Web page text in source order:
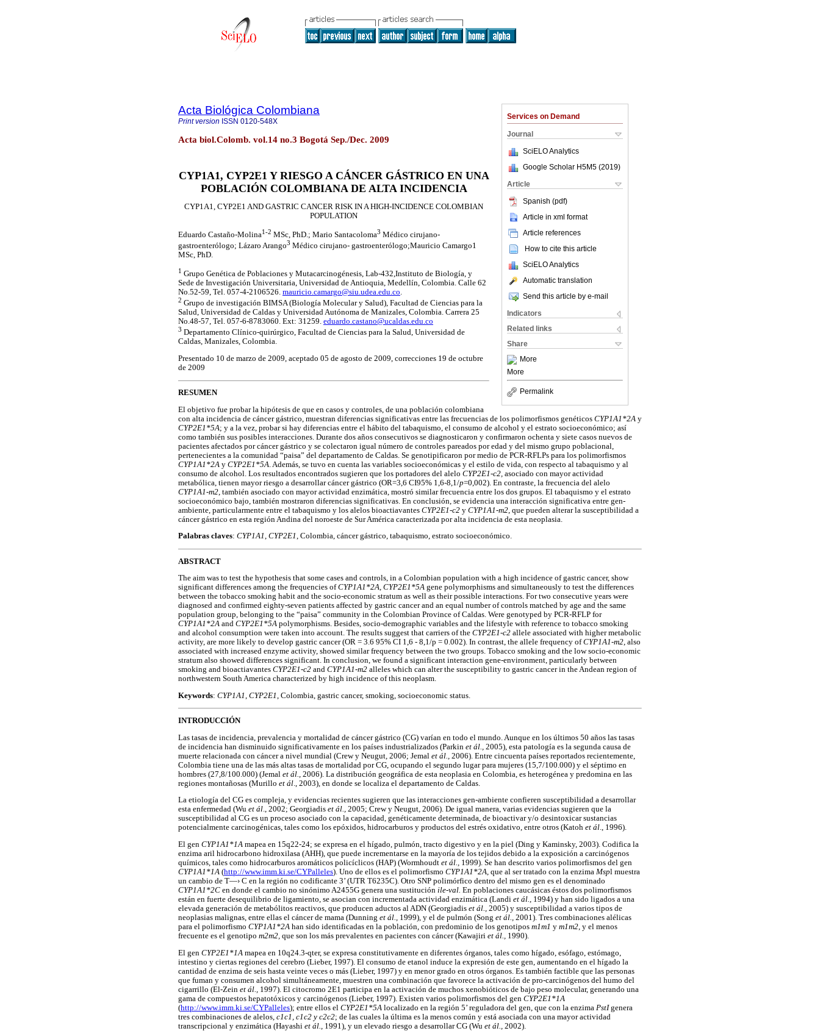
Services on Demand
Journal
SciELO Analytics
Google Scholar H5M5 (2019)
Article
Spanish (pdf)
Article in xml format
Article references
How to cite this article
SciELO Analytics
Automatic translation
Send this article by e-mail
Indicators
Related links
Share
More
More
Permalink
Acta Biológica Colombiana
Print version ISSN 0120-548X
Acta biol.Colomb. vol.14 no.3 Bogotá Sep./Dec. 2009
CYP1A1, CYP2E1 Y RIESGO A CÁNCER GÁSTRICO EN UNA
POBLACIÓN COLOMBIANA DE ALTA INCIDENCIA
CYP1A1, CYP2E1 AND GASTRIC CANCER RISK IN A HIGH-INCIDENCE COLOMBIAN
POPULATION
Eduardo Castaño-Molina1-2 MSc, PhD.; Mario Santacoloma3 Médico cirujano-
gastroenterólogo; Lázaro Arango3 Médico cirujano- gastroenterólogo;Mauricio Camargo1
MSc, PhD.
1 Grupo Genética de Poblaciones y Mutacarcinogénesis, Lab-432,Instituto de Biología, y
Sede de Investigación Universitaria, Universidad de Antioquia, Medellín, Colombia. Calle 62
No.52-59, Tel. 057-4-2106526. mauricio.camargo@siu.udea.edu.co.
2 Grupo de investigación BIMSA (Biología Molecular y Salud), Facultad de Ciencias para la
Salud, Universidad de Caldas y Universidad Autónoma de Manizales, Colombia. Carrera 25
No.48-57, Tel. 057-6-8783060. Ext: 31259. eduardo.castano@ucaldas.edu.co
3 Departamento Clínico-quirúrgico, Facultad de Ciencias para la Salud, Universidad de
Caldas, Manizales, Colombia.
Presentado 10 de marzo de 2009, aceptado 05 de agosto de 2009, correcciones 19 de octubre
de 2009
RESUMEN
El objetivo fue probar la hipótesis de que en casos y controles, de una población colombiana
con alta incidencia de cáncer gástrico, muestran diferencias significativas entre las frecuencias de los polimorfismos genéticos CYP1A1*2A y
CYP2E1*5A; y a la vez, probar si hay diferencias entre el hábito del tabaquismo, el consumo de alcohol y el estrato socioeconómico; así
como también sus posibles interacciones. Durante dos años consecutivos se diagnosticaron y confirmaron ochenta y siete casos nuevos de
pacientes afectados por cáncer gástrico y se colectaron igual número de controles pareados por edad y del mismo grupo poblacional,
pertenecientes a la comunidad “paisa” del departamento de Caldas. Se genotipificaron por medio de PCR-RFLPs para los polimorfismos
CYP1A1*2A y CYP2E1*5A . Además, se tuvo en cuenta las variables socioeconómicas y el estilo de vida, con respecto al tabaquismo y al
consumo de alcohol. Los resultados encontrados sugieren que los portadores del alelo CYP2E1-c2, asociado con mayor actividad
metabólica, tienen mayor riesgo a desarrollar cáncer gástrico (OR=3,6 CI95% 1,6-8,1/p=0,002). En contraste, la frecuencia del alelo
CYP1A1-m2 , también asociado con mayor actividad enzimática, mostró similar frecuencia entre los dos grupos. El tabaquismo y el estrato
socioeconómico bajo, también mostraron diferencias significativas. En conclusión, se evidencia una interacción significativa entre gen-
ambiente, particularmente entre el tabaquismo y los alelos bioactiavantes CYP2E1-c2 y CYP1A1-m2 , que pueden alterar la susceptibilidad a
cáncer gástrico en esta región Andina del noroeste de Sur América caracterizada por alta incidencia de esta neoplasia.
Palabras claves: CYP1A1, CYP2E1, Colombia, cáncer gástrico, tabaquismo, estrato socioeconómico.
ABSTRACT
The aim was to test the hypothesis that some cases and controls, in a Colombian population with a high incidence of gastric cancer, show
significant differences among the frequencies ofCYP1A1*2A, CYP2E1*5A gene polymorphisms and simultaneously to test the differences
between the tobacco smoking habit and the socio-economic stratum as well as their possible interactions. For two consecutive years were
diagnosed and confirmed eighty-seven patients affected by gastric cancer and an equal number of controls matched by age and the same
population group, belonging to the “paisa” community in the Colombian Province of Caldas. Were genotyped by PCR-RFLP for
CYP1A1*2A and CYP2E1*5A polymorphisms. Besides, socio-demographic variables and the lifestyle with reference to tobacco smoking
and alcohol consumption were taken into account. The results suggest that carriers of the CYP2E1-c2 allele associated with higher metabolic
activity, are more likely to develop gastric cancer (OR = 3.6 95% CI 1,6 - 8,1/p = 0.002). In contrast, the allele frequency ofCYP1A1-m2, also
associated with increased enzyme activity, showed similar frequency between the two groups. Tobacco smoking and the low socio-economic
stratum also showed differences significant. In conclusion, we found a significant interaction gene-environment, particularly between
smoking and bioactiavantes CYP2E1-c2 and CYP1A1-m2 alleles which can alter the susceptibility to gastric cancer in the Andean region of
northwestern South America characterized by high incidence of this neoplasm.
Keywords: CYP1A1, CYP2E1, Colombia, gastric cancer, smoking, socioeconomic status.
INTRODUCCIÓN
Las tasas de incidencia, prevalencia y mortalidad de cáncer gástrico (CG) varían en todo el mundo. Aunque en los últimos 50 años las tasas
de incidencia han disminuido significativamente en los países industrializados (Parkin et ál.,
2005), esta patología es la segunda causa de
muerte relacionada con cáncer a nivel mundial (Crew y Neugut 2006; Jemal et ál., 2006). Entre cincuenta países reportados recientemente,
Colombia tiene una de las más altas tasas de mortalidad por CG, ocupando el segundo lugar para mujeres (15,7/100.000) y el séptimo en
hombres (27,8/100.000) (Jemal et ál., 2006). La distribución geográfica de esta neoplasia en Colombia, es heterogénea y predomina en las
regiones montañosas (Murillo et ál ., 2003), en donde se localiza el departamento de Caldas.
La etiología del CG es compleja, y evidencias recientes sugieren que las interacciones gen-ambiente confieren susceptibilidad a desarrollar
esta enfermedad (Wu et ál., 2002; Georgiadis et ál., 2005; Crew y Neugut, 2006). De igual manera, varias evidencias sugieren que la
susceptibilidad al CG es un proceso asociado con la capacidad, genéticamente determinada, de bioactivar y/o desintoxicar sustancias
potencialmente carcinogénicas, tales como los epóxidos, hidrocarburos y productos del estrés oxidativo, entre otros (Katoh et ál., 1996).
El gen CYP1A1*1A mapea en 15q22-24; se expresa en el hígado, pulmón, tracto digestivo y en la piel (Ding y Kaminsky, 2003). Codifica la
enzima aril hidrocarbono hidroxilasa (AHH), que puede incrementarse en la mayoría de los tejidos debido a la exposición a carcinógenos
químicos, tales como hidrocarburos aromáticos policíclicos (HAP) (Wormhoudt et ál., 1999). Se han descrito varios polimorfismos del gen
CYP1A1*1A (http://www.imm.ki.se/CYPalleles). Uno de ellos es el polimorfismo CYP1A1*2A, que al ser tratado con la enzima Mspl muestra
un cambio de T—› C en la región no codificante 3’ (UTR T6235C). Otro SNP polimórfico dentro del mismo gen es el denominado
CYP1A1*2C en donde el cambio no sinónimo A2455G genera una sustitución ile-val. En poblaciones caucásicas éstos dos polimorfismos
están en fuerte desequilibrio de ligamiento, se asocian con incrementada actividad enzimática (Landi et ál., 1994) y han sido ligados a una
elevada generación de metabólitos reactivos, que producen aductos al ADN (Georgiadis et ál., 2005) y susceptibilidad a varios tipos de
neoplasias malignas, entre ellas el cáncer de mama (Dunning et ál., 1999), y el de pulmón (Song et ál., 2001). Tres combinaciones alélicas
para el polimorfismo CYP1A1*2A han sido identificadas en la población, con predominio de los genotipos m1m1 y m1m2, y el menos
frecuente es el genotipo m2m2, que son los más prevalentes en pacientes con cáncer (Kawajiri et ál., 1990).
El gen CYP2E1*1A mapea en 10q24.3-qter, se expresa constitutivamente en diferentes órganos, tales como hígado, esófago, estómago,
intestino y ciertas regiones del cerebro (Lieber, 1997). El consumo de etanol induce la expresión de este gen, aumentando en el hígado la
cantidad de enzima de seis hasta veinte veces o más (Lieber, 1997) y en menor grado en otros órganos. Es también factible que las personas
que fuman y consumen alcohol simultáneamente, muestren una combinación que favorece la activación de pro-carcinógenos del humo del
cigarrillo (El-Zein et ál., 1997). El citocromo 2E1 participa en la activación de muchos xenobióticos de bajo peso molecular, generando una
gama de compuestos hepatotóxicos y carcinógenos (Lieber, 1997). Existen varios polimorfismos del gen CYP2E1*1A
(http://www.imm.ki.se/CYPalleles); entre ellos el CYP2E1*5A localizado en la región 5’ reguladora del gen, que con la enzima PstIgenera
tres combinaciones de alelos, c1c1, c1c2 y c2c2; de las cuales la última es la menos común y está asociada con una mayor actividad
transcripcional y enzimática (Hayashi et ál., 1991), y un elevado riesgo a desarrollar CG (Wu et ál.,
2002).